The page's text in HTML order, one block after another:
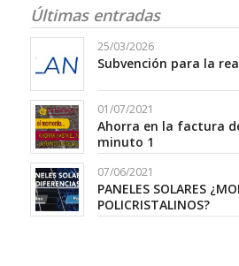
Últimas entradas
25/03/2026
Subvención para la
01/07/2021
Ahorra en la factura
minuto 1
07/06/2021
PANELES SOLARES
POLICRISTALINOS?